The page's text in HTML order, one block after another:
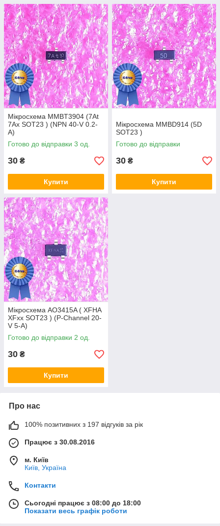
Мікросхема MMBT3904 (7At
7Ax SOT23 ) (NPN 40-V 0.2-
A)
Готово до відправки 3 од.
30 ₴
Купити
Мікросхема MMBD914 (5D
SOT23 )
Готово до відправки
30 ₴
Купити
Мікросхема AO3415A ( XFHA
XFxx SOT23 ) (P-Channel 20-
V 5-A)
Готово до відправки 2 од.
30 ₴
Купити
Про нас
100% позитивних з 197 відгуків за рік
Працює з 30.08.2016
м. Київ
Київ, Україна
Контакти
Сьогодні працює з 08:00 до 18:00
Показати весь графік роботи